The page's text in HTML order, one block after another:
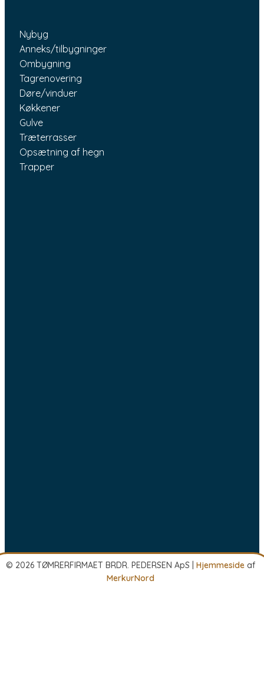
Nybyg
Anneks/tilbygninger
Ombygning
Tagrenovering
Døre/vinduer
Køkkener
Gulve
Træterrasser
Opsætning af hegn
Trapper
© 2026 TØMRERFIRMAET BRDR. PEDERSEN ApS | Hjemmesideaf
MerkurNord